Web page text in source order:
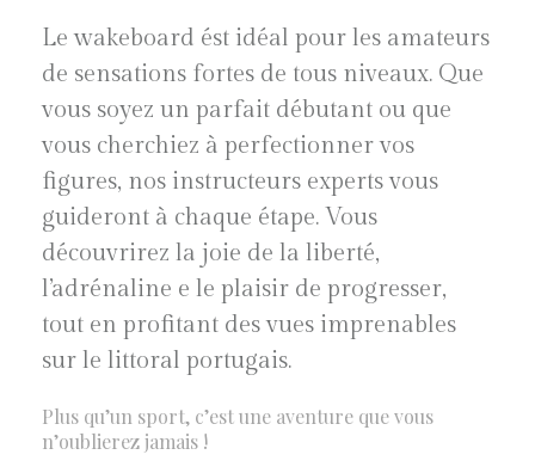
Le wakeboard ést idéal pour les amateurs
de sensations fortes de tous niveaux. Que
vous soyez un parfait débutant ou que
vous cherchiez à perfectionner vos
figures, nos instructeurs experts vous
guideront à chaque étape. Vous
découvrirez la joie de la liberté,
l’adrénaline e le plaisir de progresser,
tout en profitant des vues imprenables
sur le littoral portugais.
Plus qu’un sport, c’est une aventure que vous
n’oublierez jamais !